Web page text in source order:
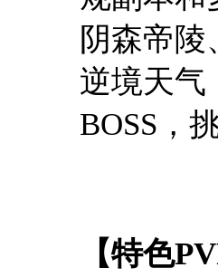
阴森帝
逆境天气
BOSS，
【特色